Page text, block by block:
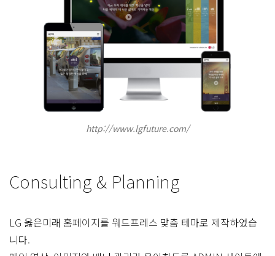
http://www.lgfuture.com/
Consulting & Planning
LG 옳은미래 홈페이지를 워드프레스 맞춤 테마로 제작하였습
니다.